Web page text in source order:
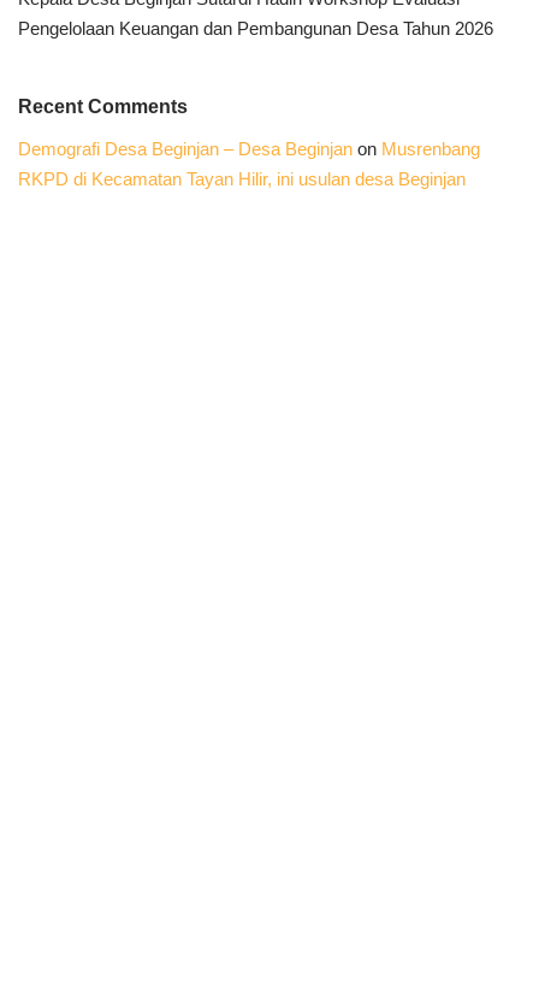
Pengelolaan Keuangan dan Pembangunan Desa Tahun 2026
Recent Comments
Demografi Desa Beginjan – Desa Beginjan on Musrenbang
RKPD di Kecamatan Tayan Hilir, ini usulan desa Beginjan